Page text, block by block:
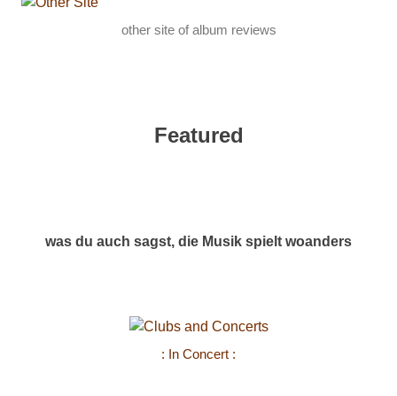
other site of album reviews
Featured
was du auch sagst, die Musik spielt woanders
: In Concert :